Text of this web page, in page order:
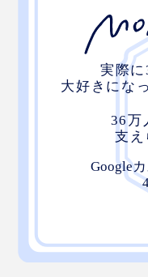
どこでも気軽に、“
上に、歯をきれいに
いい歯磨き習慣で、
ふだんフロスも使っ
で洗って、口にた
炎症に気づいていな